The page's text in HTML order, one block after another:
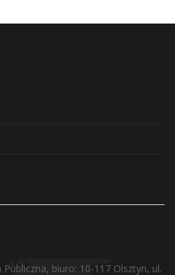
biuro: 10-117 Olsztyn, ul.